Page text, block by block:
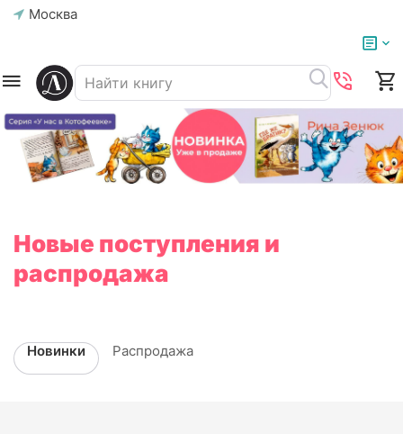
Москва
Новые поступления и
распродажа
Новинки Распродажа